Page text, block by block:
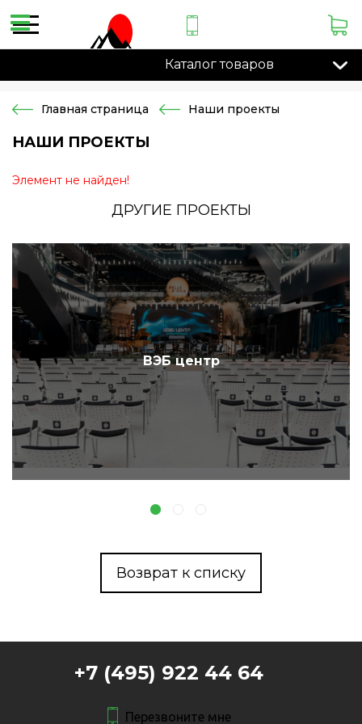
Каталог товаров
Главная страница Наши проекты
НАШИ ПРОЕКТЫ
Элемент не найден!
ДРУГИЕ ПРОЕКТЫ
ВЭБ центр
Возврат к списку
+7 (495) 922 44 64
Перезвоните мне